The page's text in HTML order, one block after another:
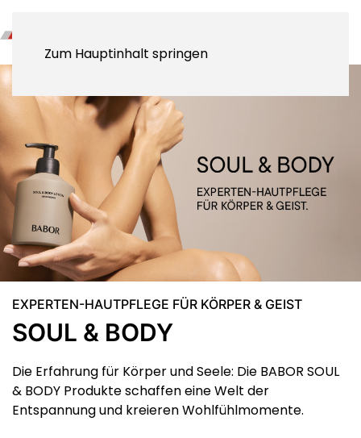
Zum Hauptinhalt springen
EXPERTEN-HAUTPFLEGE FÜR KÖRPER & GEIST
SOUL & BODY
Die Erfahrung für Körper und Seele: Die BABOR SOUL
& BODY Produkte schaffen eine Welt der
Entspannung und kreieren Wohlfühlmomente.